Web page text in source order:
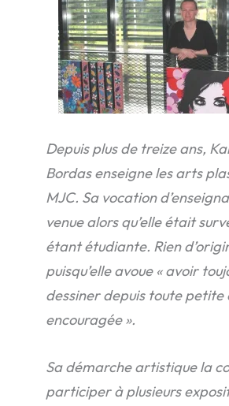
Depuis plus de treize ans,
Bordas enseigne les arts
MJC. Sa vocation
venue alors qu’elle était
étant étudiante. Rien
puisqu’elle avoue « avoir
dessiner depuis toute petite
encouragée ».
Sa démarche artistique la
participer à plusieurs